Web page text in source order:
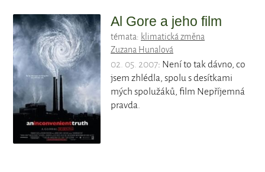
Al Gore a jeho film
témata: klimatická změna
Zuzana Hunalová
02. 05. 2007: Není to tak dávno, co
jsem zhlédla, spolu s desítkami
mých spolužáků, film Nepříjemná
pravda.